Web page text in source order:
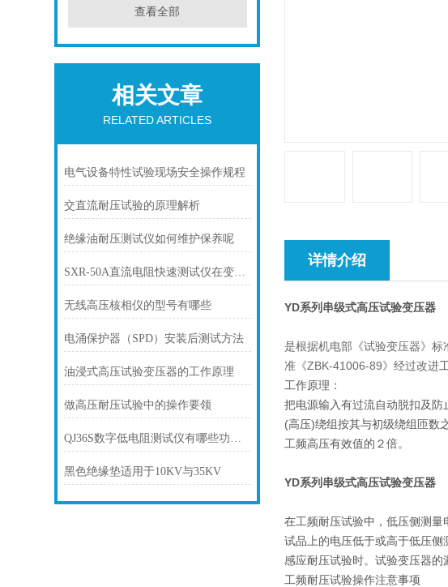
查看全部
相关文章
RELATED ARTICLES
电气设备特性试验现场安全操作规程
交直流耐压试验的原理解析
绝缘油耐压测试仪如何维护保养呢
SXR-50A直流电阻快速测试仪在变压器直阻测量中的技术优势解析
无线高压核相仪的型号有哪些
电涌保护器（SPD）安装后测试方法
油浸式高压试验变压器的工作原理
做高压耐压试验中的操作要领
QJ36S数字低电阻测试仪有哪些功能呢？
黑色绝缘垫适用于10KV与35KV
详情介绍
YD系列串级式高压试验变压器
是根据机电部《试验变压器》
准《ZBK-41006-89》经过改进
工作原理：
把电源输入有过流自动脱扣及
(高压)绕组按其与初级绕组匝数
工频高压有效值的２倍。
YD系列串级式高压试验变压器
在工频耐压试验中，低压侧测
试品上的电压低于或高于低压侧
感应耐压试验时。试验变压器
工频耐压试验操作注意事项